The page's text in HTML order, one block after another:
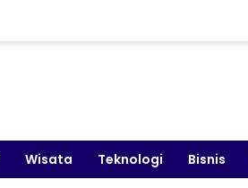
Wisata Teknologi Bisnis